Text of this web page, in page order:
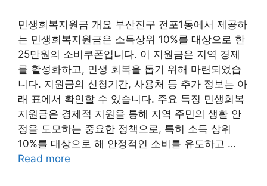
민생회복지원금 개요 부산진구 전포1동에서 제공하
는 민생회복지원금은 소득상위 10%를 대상으로 한
25만원의 소비쿠폰입니다. 이 지원금은 지역 경제
를 활성화하고, 민생 회복을 돕기 위해 마련되었습
니다. 지원금의 신청기간, 사용처 등 추가 정보는 아
래 표에서 확인할 수 있습니다. 주요 특징 민생회복
지원금은 경제적 지원을 통해 지역 주민의 생활 안
정을 도모하는 중요한 정책으로, 특히 소득 상위
10%를 대상으로 해 안정적인 소비를 유도하고 …
Read more